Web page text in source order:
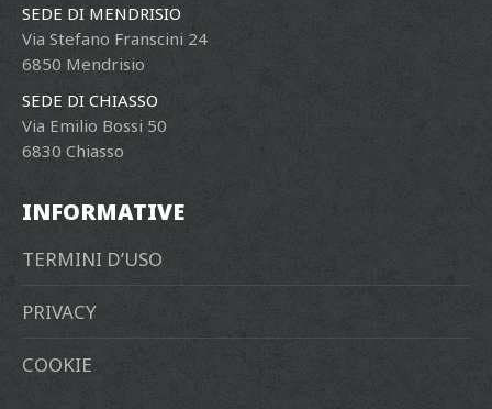
SEDE DI MENDRISIO
Via Stefano Franscini 24
6850 Mendrisio
SEDE DI CHIASSO
Via Emilio Bossi 50
6830 Chiasso
INFORMATIVE
TERMINI D’USO
PRIVACY
COOKIE